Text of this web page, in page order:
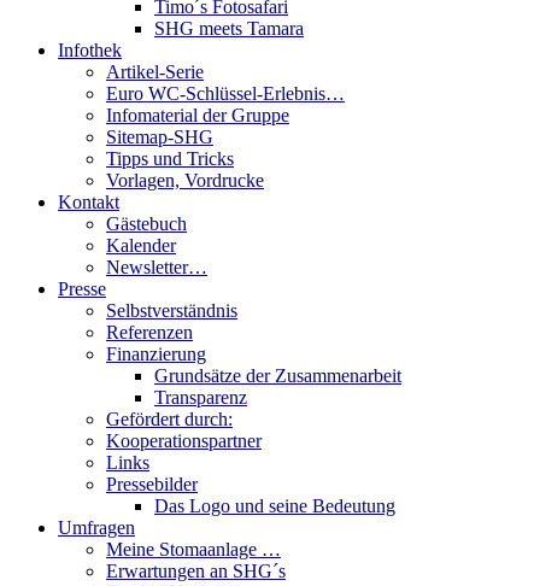
Timo´s Fotosafari
SHG meets Tamara
Infothek
Artikel-Serie
Euro WC-Schlüssel-Erlebnis…
Infomaterial der Gruppe
Sitemap-SHG
Tipps und Tricks
Vorlagen, Vordrucke
Kontakt
Gästebuch
Kalender
Newsletter…
Presse
Selbstverständnis
Referenzen
Finanzierung
Grundsätze der Zusammenarbeit
Transparenz
Gefördert durch:
Kooperationspartner
Links
Pressebilder
Das Logo und seine Bedeutung
Umfragen
Meine Stomaanlage …
Erwartungen an SHG´s